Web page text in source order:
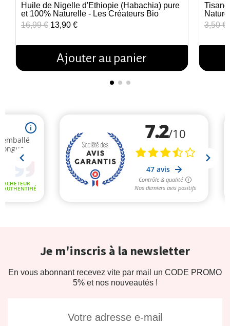
Aperçu rapide
Huile de Nigelle d'Éthiopie (Habachia) pure
et 100% Naturelle - Les Créateurs Bio
16,99 € 13,90 €
Ajouter au panier
3,50 €
Je m'inscris à la newsletter
En vous abonnant recevez vite par mail un CODE PROMO
5% et nos nouveautés !